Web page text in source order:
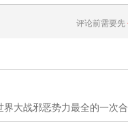
评论前需要先
大战邪恶势力最全的一次